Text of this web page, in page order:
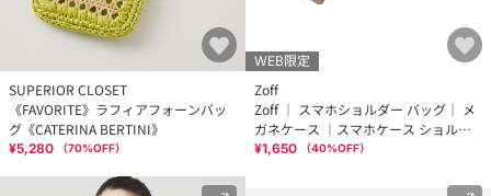
SUPERIOR CLOSET
《FAVORITE》ラフィアフォーンバッ
グ《CATERINA BERTINI》
¥5,280 （70%OFF）
WEB限定
Zoff
Zoff ｜ スマホショルダー バッグ｜ メ
ガネケース ｜スマホケース ショルダ
ーバッグ ポーチ ｜ WEB限定商品
¥1,650 （40%OFF）